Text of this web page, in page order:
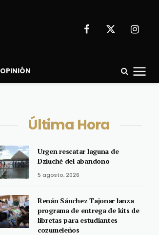
Facebook
X
OPINIÓN
Última Hora
Urgen rescatar laguna de
Dziuché del abandono
5 agosto, 2026
Renán Sánchez Tajonar lanza
programa de entrega de kits de
libretas para estudiantes
cozumeleños